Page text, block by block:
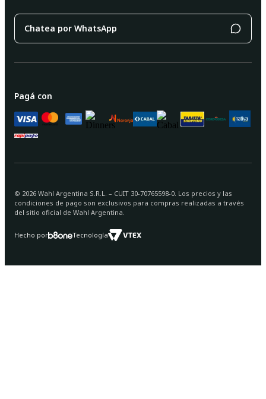
Chatea por WhatsApp
Pagá con
© 2026 Wahl Argentina S.R.L. – CUIT 30-70765598-0. Los precios y las
condiciones de pago son exclusivos para compras realizadas a través
del sitio oficial de Wahl Argentina.
Hecho por Tecnología